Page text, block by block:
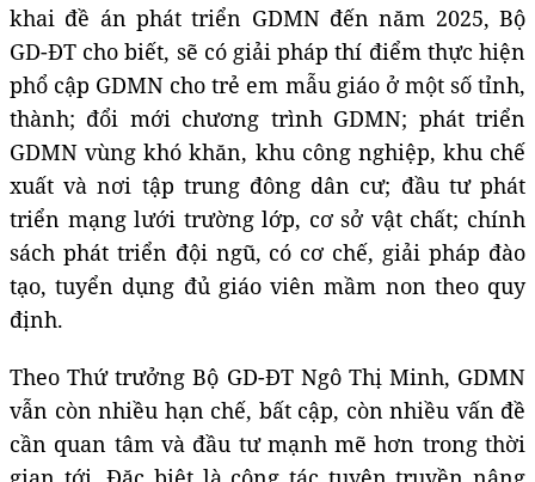
khai đề án phát triển GDMN đến năm 2025, Bộ
GD-ĐT cho biết, sẽ có giải pháp thí điểm thực hiện
phổ cập GDMN cho trẻ em mẫu giáo ở một số tỉnh,
thành; đổi mới chương trình GDMN; phát triển
GDMN vùng khó khăn, khu công nghiệp, khu chế
xuất và nơi tập trung đông dân cư; đầu tư phát
triển mạng lưới trường lớp, cơ sở vật chất; chính
sách phát triển đội ngũ, có cơ chế, giải pháp đào
tạo, tuyển dụng đủ giáo viên mầm non theo quy
định.
Theo Thứ trưởng Bộ GD-ĐT Ngô Thị Minh, GDMN
vẫn còn nhiều hạn chế, bất cập, còn nhiều vấn đề
cần quan tâm và đầu tư mạnh mẽ hơn trong thời